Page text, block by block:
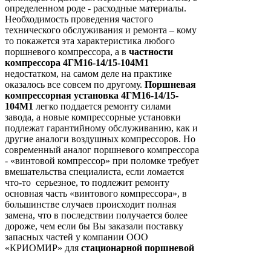
определенном роде - расходные материалы.
Необходимость проведения частого
технического обслуживания и ремонта – кому
то покажется эта характеристика любого
поршневого компрессора, а в частности
компрессора 4ГМ16-14/15-104М1
недостатком, на самом деле на практике
оказалось все совсем по другому. Поршневая
компрессорная установка 4ГМ16-14/15-
104М1 легко поддается ремонту силами
завода, а новые компрессорные установки
подлежат гарантийному обслуживанию, как и
другие аналоги воздушных компрессоров. Но
современный аналог поршневого компрессора
- «винтовой компрессор» при поломке требует
вмешательства специалиста, если ломается
что-то серьезное, то подлежит ремонту
основная часть «винтового компрессора», в
большинстве случаев происходит полная
замена, что в последствии получается более
дороже, чем если бы Вы заказали поставку
запасных частей у компании ООО
«КРИОМИР» для стационарной поршневой